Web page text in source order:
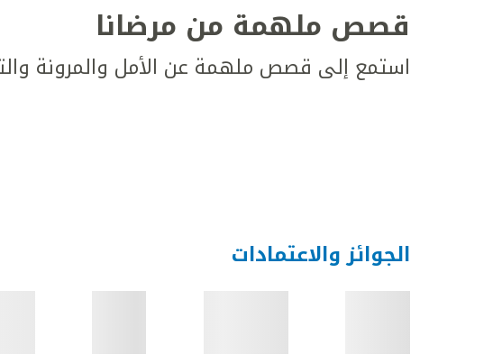
قصص ملهمة من مرضانا
استمع إلى قصص ملهمة عن الأمل والمرونة
الجوائز والاعتمادات